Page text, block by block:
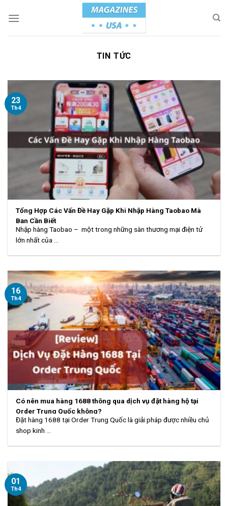
TIN TỨC
Tổng Hợp Các Vấn Đề Hay Gặp Khi Nhập Hàng Taobao Mà
Bạn Cần Biết
Nhập hàng Taobao – một trong những sàn thương mại điện tử
lớn nhất của ...
23
Th4
Có nên mua hàng 1688 thông qua dịch vụ đặt hàng hộ tại
Order Trung Quốc không?
Đặt hàng 1688 tại Order Trung Quốc là giải pháp được nhiều chủ
shop kinh ...
16
Th4
01
Th4